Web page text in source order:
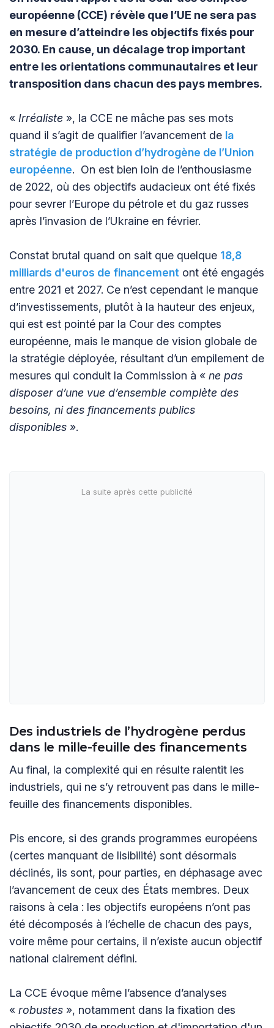
européenne (CCE) révèle que l’UE ne sera pas
en mesure d’atteindre les objectifs fixés pour
2030. En cause, un décalage trop important
entre les orientations communautaires et leur
transposition dans chacun des pays membres.
« Irréaliste », la CCE ne mâche pas ses mots
quand il s’agit de qualifier l’avancement de la
stratégie de production d’hydrogène de l’Union
européenne. On est bien loin de l’enthousiasme
de 2022, où des objectifs audacieux ont été fixés
pour sevrer l’Europe du pétrole et du gaz russes
après l’invasion de l’Ukraine en février.
Constat brutal quand on sait que quelque 18,8
milliards d'euros de financement ont été engagés
entre 2021 et 2027. Ce n’est cependant le manque
d’investissements, plutôt à la hauteur des enjeux,
qui est est pointé par la Cour des comptes
européenne, mais le manque de vision globale de
la stratégie déployée, résultant d’un empilement de
mesures qui conduit la Commission à « ne pas
disposer d’une vue d’ensemble complète des
besoins, ni des financements publics
disponibles ».
Des industriels de l’hydrogène perdus
dans le mille-feuille des financements
Au final, la complexité qui en résulte ralentit les
industriels, qui ne s’y retrouvent pas dans le mille-
feuille des financements disponibles.
Pis encore, si des grands programmes européens
(certes manquant de lisibilité) sont désormais
déclinés, ils sont, pour parties, en déphasage avec
l’avancement de ceux des États membres. Deux
raisons à cela : les objectifs européens n’ont pas
été décomposés à l’échelle de chacun des pays,
voire même pour certains, il n’existe aucun objectif
national clairement défini.
La CCE évoque même l’absence d’analyses
« robustes », notamment dans la fixation des